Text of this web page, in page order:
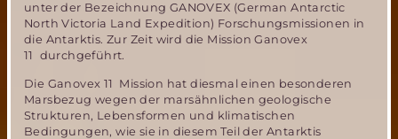
unter der Bezeichnung GANOVEX (German Antarctic
North Victoria Land Expedition) Forschungsmissionen in
die Antarktis. Zur Zeit wird die Mission Ganovex
11 durchgeführt.
Die Ganovex 11 Mission hat diesmal einen besonderen
Marsbezug wegen der marsähnlichen geologische
Strukturen, Lebensformen und klimatischen
Bedingungen, wie sie in diesem Teil der Antarktis